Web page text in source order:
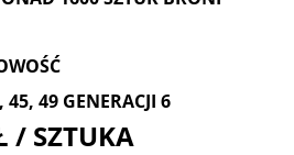
49 GENERACJI 6
/ SZTUKA